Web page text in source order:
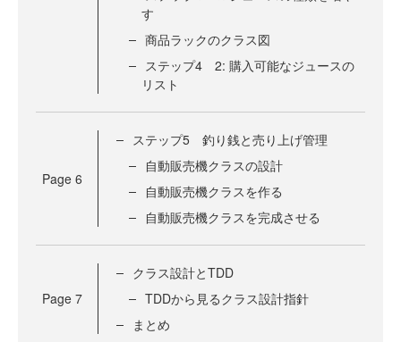
す
商品ラックのクラス図
ステップ4 2: 購入可能なジュースの
リスト
Page 6
ステップ5 釣り銭と売り上げ管理
自動販売機クラスの設計
自動販売機クラスを作る
自動販売機クラスを完成させる
Page 7
クラス設計とTDD
TDDから見るクラス設計指針
まとめ